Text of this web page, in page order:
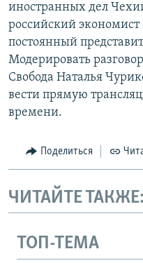
иностранных дел
российский
постоянный
Модерировать
Свобода Наталья
вести прямую
времени.
Поделиться
ЧИТАЙТЕ ТАКЖЕ:
ТОП-ТЕМА